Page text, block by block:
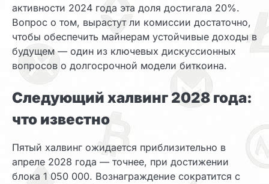
активности 2024 года эта доля достигала 20%.
Вопрос о том, вырастут ли комиссии достаточно,
чтобы обеспечить майнерам устойчивые доходы в
будущем — один из ключевых дискуссионных
вопросов о долгосрочной модели биткоина.
Следующий халвинг 2028 года:
что известно
Пятый халвинг ожидается приблизительно в
апреле 2028 года — точнее, при достижении
блока 1 050 000. Вознаграждение сократится с